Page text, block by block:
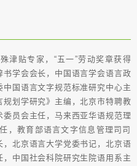
津贴专家，“五一”劳动奖章获得
学会会长，中国语言学会语言政
国语言文字规范标准研究中心主
划学研究》主编，北京市特聘教
员会主任，马来西亚华语规范理
，教育部语言文字信息管理司司
北京语言大学党委书记，北京语
中国社会科院研究生院语用系主